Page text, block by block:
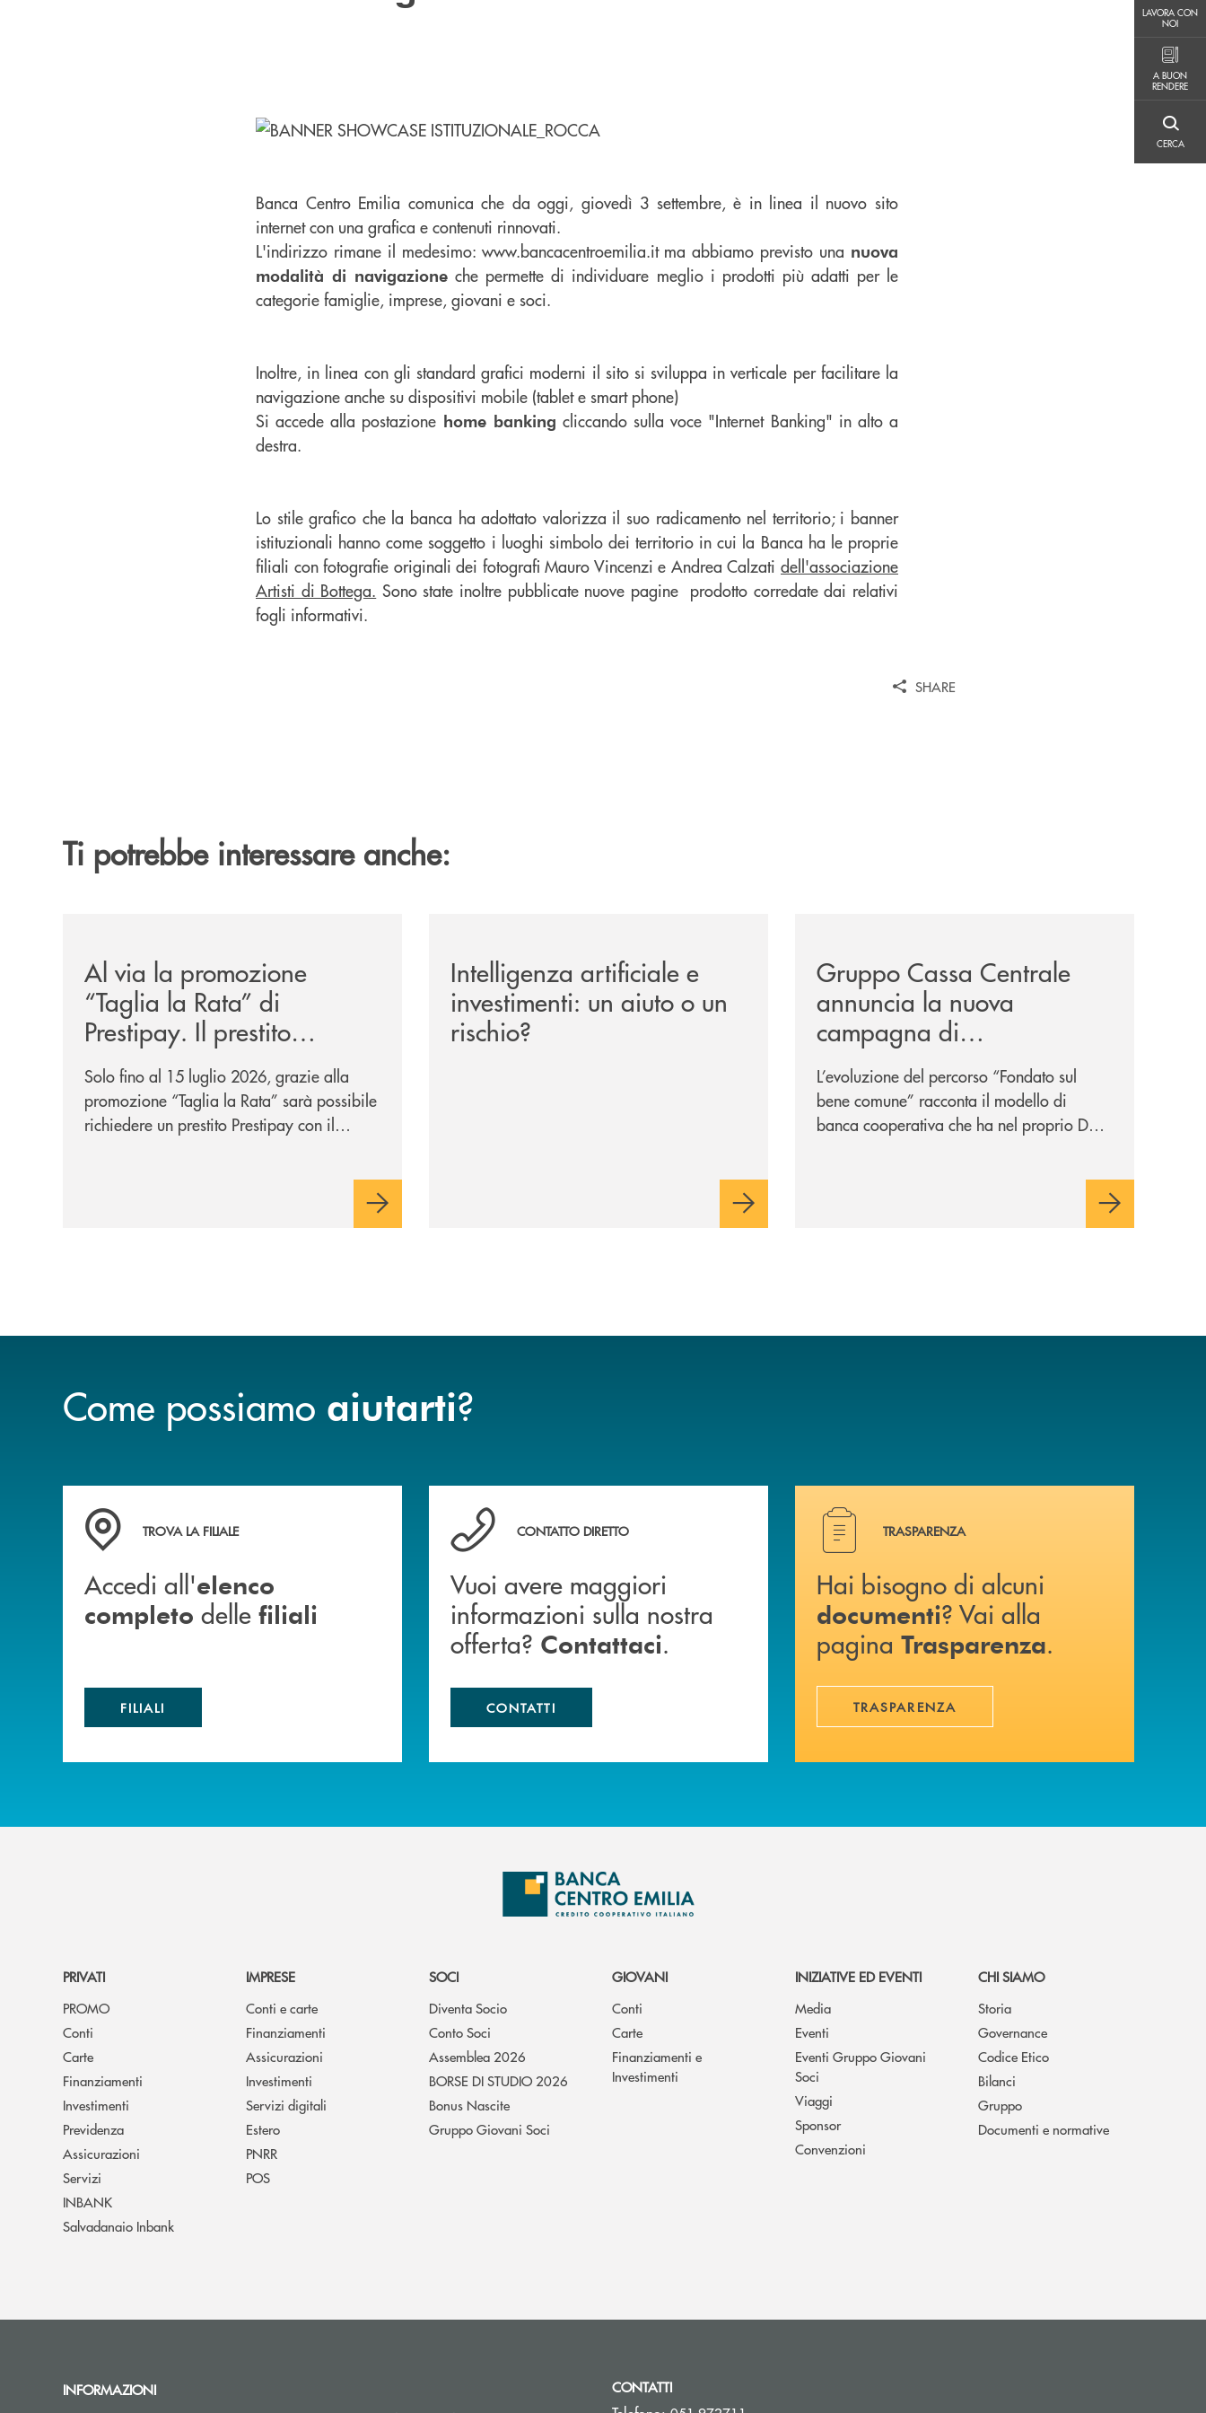
LAVORA CON
NOI
A BUON
RENDERE
CERCA
Banca Centro Emilia comunica che da oggi, giovedì 3 settembre, è in linea il nuovo sito
internet con una grafica e contenuti rinnovati.
L'indirizzo rimane il medesimo: www.bancacentroemilia.it ma abbiamo previsto una nuova
modalità di navigazione che permette di individuare meglio i prodotti più adatti per le
categorie famiglie, imprese, giovani e soci.
Inoltre, in linea con gli standard grafici moderni il sito si sviluppa in verticale per facilitare la
navigazione anche su dispositivi mobile (tablet e smart phone)
Si accede alla postazione home banking cliccando sulla voce "Internet Banking" in alto a
destra.
Lo stile grafico che la banca ha adottato valorizza il suo radicamento nel territorio; i banner
istituzionali hanno come soggetto i luoghi simbolo dei territorio in cui la Banca ha le proprie
filiali con fotografie originali dei fotografi Mauro Vincenzi e Andrea Calzati dell'associazione
Artisti di Bottega. Sono state inoltre pubblicate nuove pagine prodotto corredate dai relativi
fogli informativi.
SHARE
Ti potrebbe interessare anche:
Al via la promozione
“Taglia la Rata” di
Prestipay. Il prestito
personale che si fa in due
per te!
Solo fino al 15 luglio 2026, grazie alla
promozione “Taglia la Rata” sarà possibile
richiedere un prestito Prestipay con il
Intelligenza artificiale e
investimenti: un aiuto o un
rischio?
Gruppo Cassa Centrale
annuncia la nuova
campagna di
comunicazione
nazionale: “Oggi si dice
ESG. Per noi è fare la cosa
L’evoluzione del percorso “Fondato sul
bene comune” racconta il modello di
banca cooperativa che ha nel proprio DNA
Come possiamo aiutarti?
Accedi all' elenco completo delle filiali
TROVA LA FILIALE
Accedi all'elenco
completo delle filiali
FILIALI
Vuoi avere maggiori informazioni sulla nostra offerta? Contattaci .
CONTATTO DIRETTO
Vuoi avere maggiori
informazioni sulla nostra
offerta? Contattaci.
CONTATTI
Hai bisogno di alcuni documenti ? Vai alla pagina
TRASPARENZA
Hai bisogno di alcuni
documenti? Vai alla
pagina Trasparenza.
TRASPARENZA
PRIVATI
PROMO
Conti
Carte
Finanziamenti
Investimenti
Previdenza
Assicurazioni
Servizi
INBANK
Salvadanaio Inbank
IMPRESE
Conti e carte
Finanziamenti
Assicurazioni
Investimenti
Servizi digitali
Estero
PNRR
POS
SOCI
Diventa Socio
Conto Soci
Assemblea 2026
BORSE DI STUDIO 2026
Bonus Nascite
Gruppo Giovani Soci
GIOVANI
Conti
Carte
Finanziamenti e
Investimenti
INIZIATIVE ED EVENTI
Media
Eventi
Eventi Gruppo Giovani
Soci
Viaggi
Sponsor
Convenzioni
CHI SIAMO
Storia
Governance
Codice Etico
Bilanci
Gruppo
Documenti e normative
INFORMAZIONI CONTATTI